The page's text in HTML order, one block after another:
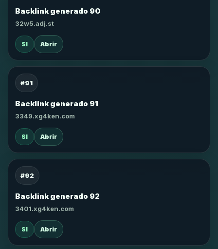
Backlink generado 90
32w5.adj.st
SI Abrir
#91
Backlink generado 91
3349.xg4ken.com
SI Abrir
#92
Backlink generado 92
3401.xg4ken.com
SI Abrir